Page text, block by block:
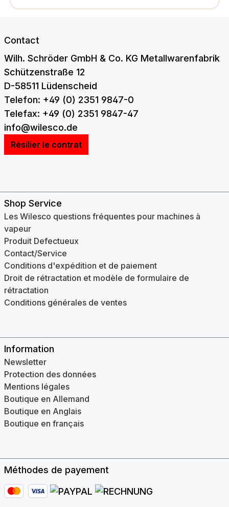
Contact
Wilh. Schröder GmbH & Co. KG Metallwarenfabrik
Schützenstraße 12
D-58511 Lüdenscheid
Telefon: +49 (0) 2351 9847-0
Telefax: +49 (0) 2351 9847-47
info@wilesco.de
Résilier le contrat
Shop Service
Les Wilesco questions fréquentes pour machines à
vapeur
Produit Defectueux
Contact/Service
Conditions d'expédition et de paiement
Droit de rétractation et modèle de formulaire de
rétractation
Conditions générales de ventes
Information
Newsletter
Protection des données
Mentions légales
Boutique en Allemand
Boutique en Anglais
Boutique en français
Méthodes de payement